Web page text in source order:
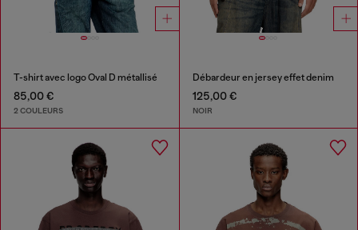
T-shirt avec logo Oval D métallisé
85,00 €
2 COULEURS
Débardeur en jersey effet denim
125,00 €
NOIR